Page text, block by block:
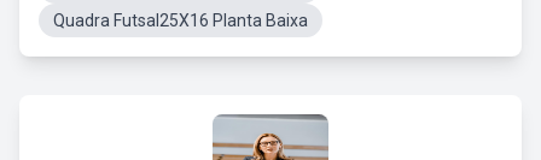
Quadra Futsal25X16 Planta Baixa